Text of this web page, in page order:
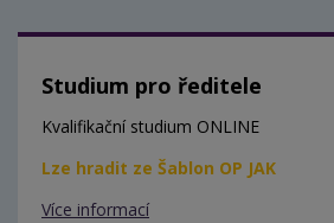
Studium pro ředitele
Kvalifikační studium ONLINE
Lze hradit ze Šablon OP JAK
Více informací